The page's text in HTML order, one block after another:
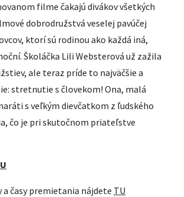
filme čakajú divákov všetkých
dobrodružstvá veselej pavúčej
ktorí sú rodinou ako každá iná,
Školáčka Lili Websterová už zažila
ale teraz príde to najväčšie a
stretnutie s človekom! Ona, malá
s veľkým dievčatkom z ľudského
čo je pri skutočnom priateľstve
časy premietania nájdete TU